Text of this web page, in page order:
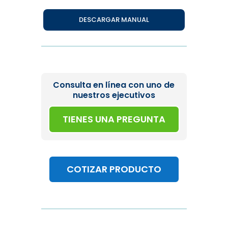
DESCARGAR MANUAL
Consulta en línea con uno de
nuestros ejecutivos
TIENES UNA PREGUNTA
COTIZAR PRODUCTO